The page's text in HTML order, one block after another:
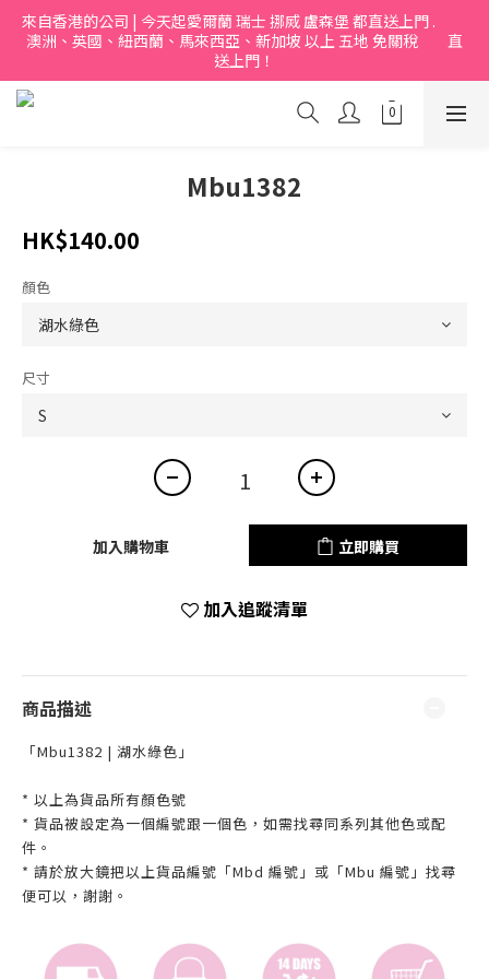
來自香港的公司 | 今天起愛爾蘭 瑞士 挪烕 盧森堡 都直送上門 .
澳洲、英國、紐西蘭、馬來西亞、新加坡 以上 五地 免關稅         直
送上門！
Mbu1382
HK$140.00
顏色
尺寸
加入購物車 立即購買
加入追蹤清單
商品描述
「Mbu1382 | 湖水綠色」
* 以上為貨品所有顏色號
* 貨品被設定為一個編號跟一個色，如需找尋同系列其他色或配
件。
* 請於放大鏡把以上貨品編號「Mbd 編號」或「Mbu 編號」找尋
便可以，謝謝。